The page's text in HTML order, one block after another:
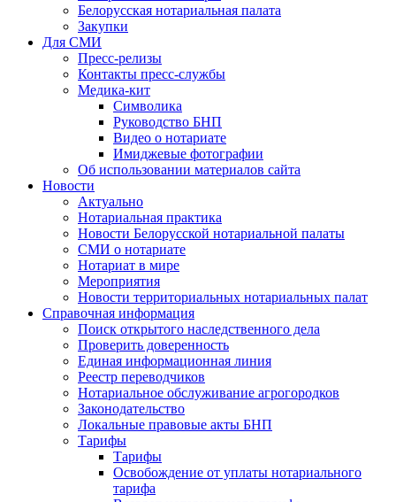
Белорусская нотариальная палата
Закупки
Для СМИ
Пресс-релизы
Контакты пресс-службы
Медика-кит
Символика
Руководство БНП
Видео о нотариате
Имиджевые фотографии
Об использовании материалов сайта
Новости
Актуально
Нотариальная практика
Новости Белорусской нотариальной палаты
СМИ о нотариате
Нотариат в мире
Мероприятия
Новости территориальных нотариальных палат
Справочная информация
Поиск открытого наследственного дела
Проверить доверенность
Единая информационная линия
Реестр переводчиков
Нотариальное обслуживание агрогородков
Законодательство
Локальные правовые акты БНП
Тарифы
Тарифы
Освобождение от уплаты нотариального
тарифа